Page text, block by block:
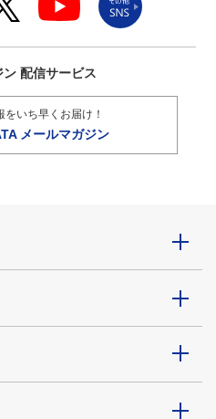
ン 配信サービス
をいち早くお届け！
メールマガジン